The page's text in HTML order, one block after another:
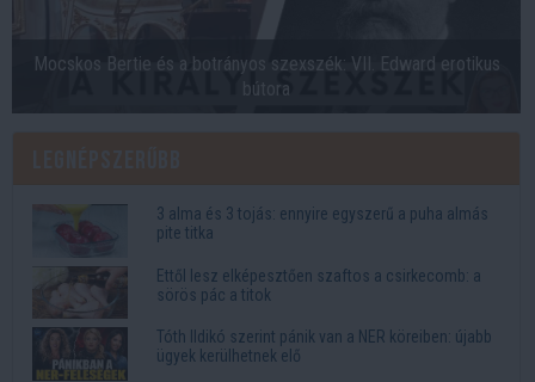
Mocskos Bertie és a botrányos szexszék: VII. Edward erotikus
bútora
3 alma és 3 tojás: ennyire egyszerű a puha almás
pite titka
Ettől lesz elképesztően szaftos a csirkecomb: a
sörös pác a titok
Tóth Ildikó szerint pánik van a NER köreiben: újabb
ügyek kerülhetnek elő